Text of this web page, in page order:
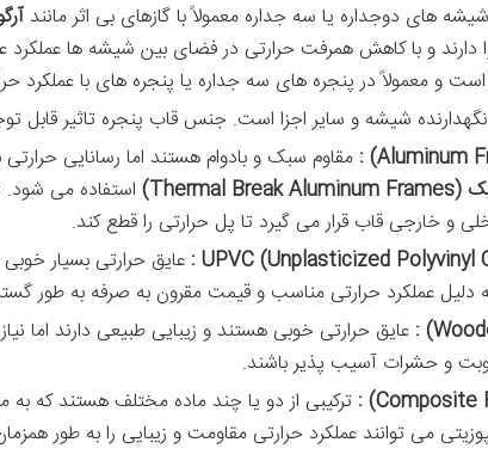
شیشه های دوجداره یا سه جداره معمولاًبا گازهای بی اثرمانند
دارند و با کاهش همرفت حرارتی درفضای بین شیشه ها عملکرد
است و معمولاً در پنجره های سه جداره یا پنجره های با عملکرد
نگهدارنده شیشه و سایر اجزا است. جنس قاب پنجره تاثیرقابل
مقاوم سبک و بادوام هستند اما رسانایی حرارتی
(Thermal Break Aluminum Frames) استفاده می شود.
و خارجی قاب قرارمی گیرد تا پل حرارتی را قطع کند.
عایق حرارتی بسیار خوبی
دلیل عملکرد حرارتی مناسب و قیمت مقرون به صرفه به طور
عایق حرارتی خوبی هستند و زیبایی طبیعی دارند اما نیاز
و حشرات آسیب پذیرباشند.
ترکیبی از دو یا چند ماده مختلف هستند که به
می توانند عملکرد حرارتی مقاومت و زیبایی را به طور